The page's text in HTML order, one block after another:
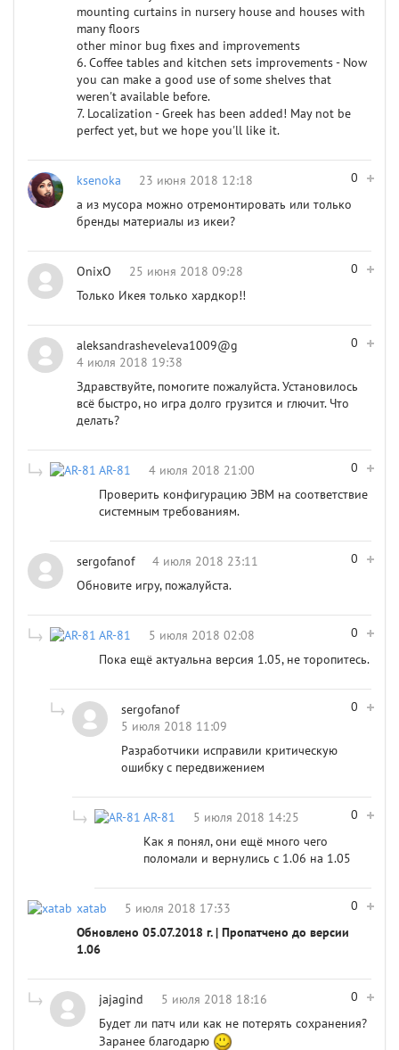
mounting curtains in nursery house and houses with
many floors
other minor bug fixes and improvements
6. Coffee tables and kitchen sets improvements - Now
you can make a good use of some shelves that
weren't available before.
7. Localization - Greek has been added! May not be
perfect yet, but we hope you'll like it.
0
ksenoka
23 июня 2018 12:18
а из мусора можно отремонтировать или только
бренды материалы из икеи?
0
OnixO
25 июня 2018 09:28
Только Икея только хардкор!!
0
aleksandrasheveleva1009@g
4 июля 2018 19:38
Здравствуйте, помогите пожалуйста. Установилось
всё быстро, но игра долго грузится и глючит. Что
делать?
0
AR-81
4 июля 2018 21:00
Проверить конфигурацию ЭВМ на соответствие
системным требованиям.
0
sergofanof
4 июля 2018 23:11
Обновите игру, пожалуйста.
0
AR-81
5 июля 2018 02:08
Пока ещё актуальна версия 1.05, не торопитесь.
0
sergofanof
5 июля 2018 11:09
Разработчики исправили критическую
ошибку с передвижением
0
AR-81
5 июля 2018 14:25
Как я понял, они ещё много чего
поломали и вернулись с 1.06 на 1.05
0
xatab
5 июля 2018 17:33
Обновлено 05.07.2018 г. | Пропатчено до версии
1.06
0
jajagind
5 июля 2018 18:16
Будет ли патч или как не потерять сохранения?
Заранее благодарю